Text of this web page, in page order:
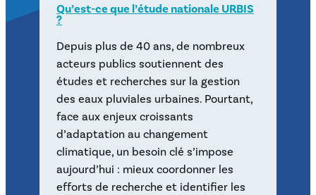
Qu’est-ce que l’étude nationale URBIS
?
Depuis plus de 40 ans, de nombreux
acteurs publics soutiennent des
études et recherches sur la gestion
des eaux pluviales urbaines. Pourtant,
face aux enjeux croissants
d’adaptation au changement
climatique, un besoin clé s’impose
aujourd’hui : mieux coordonner les
efforts de recherche et identifier les